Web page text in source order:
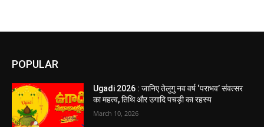
POPULAR
Ugadi 2026 : जानिए तेलुगु नव वर्ष ‘पराभव’ संवत्सर
का महत्व, तिथि और उगादि पचड़ी का रहस्य
March 10, 2026